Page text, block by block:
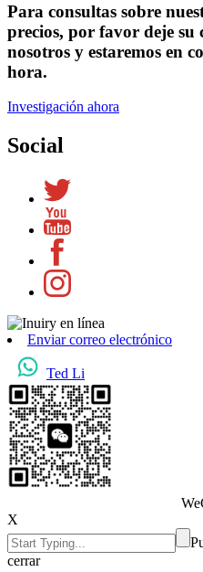
Para consultas sobre
precios, por favor deje su
nosotros y estaremos en
hora.
Investigación ahora
Social
Enviar correo electrónico
Ted Li
X
cerrar